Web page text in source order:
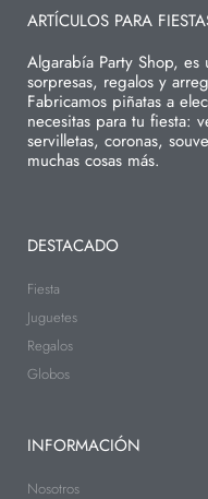
ARTÍCULOS PARA
Algarabía Party Shop,
sorpresas, regalos y
Fabricamos piñatas a
necesitas para tu fiesta:
servilletas, coronas,
muchas cosas más.
DESTACADO
Fiesta
Juguetes
Regalos
Globos
INFORMACIÓN
Nosotros